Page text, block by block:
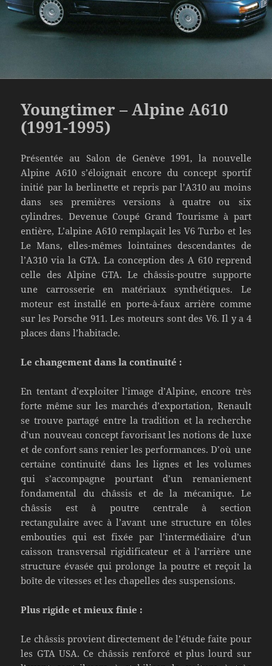
Youngtimer – Alpine A610
(1991-1995)
Présentée au Salon de Genève 1991, la nouvelle
Alpine A610 s’éloignait encore du concept sportif
initié par la berlinette et repris par l’A310 au moins
dans ses premières versions à quatre ou six
cylindres. Devenue Coupé Grand Tourisme à part
entière, L’alpine A610 remplaçait les V6 Turbo et les
Le Mans, elles-mêmes lointaines descendantes de
l’A310 via la GTA. La conception des A 610 reprend
celle des Alpine GTA. Le châssis-poutre supporte
une carrosserie en matériaux synthétiques. Le
moteur est installé en porte-à-faux arrière comme
sur les Porsche 911. Les moteurs sont des V6. Il y a 4
places dans l’habitacle.
Le changement dans la continuité :
En tentant d’exploiter l’image d’Alpine, encore très
forte même sur les marchés d’exportation, Renault
se trouve partagé entre la tradition et la recherche
d’un nouveau concept favorisant les notions de luxe
et de confort sans renier les performances. D’où une
certaine continuité dans les lignes et les volumes
qui s’accompagne pourtant d’un remaniement
fondamental du châssis et de la mécanique. Le
châssis est à poutre centrale à section
rectangulaire avec à l’avant une structure en tôles
embouties qui est fixée par l’intermédiaire d’un
caisson transversal rigidificateur et à l’arrière une
structure évasée qui prolonge la poutre et reçoit la
boîte de vitesses et les chapelles des suspensions.
Plus rigide et mieux finie :
Le châssis provient directement de l’étude faite pour
les GTA USA. Ce châssis renforcé et plus lourd sur